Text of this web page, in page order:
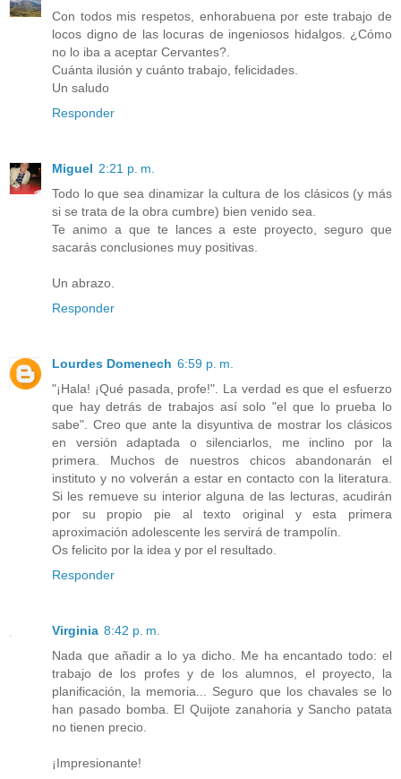
Con todos mis respetos, enhorabuena por este trabajo de
locos digno de las locuras de ingeniosos hidalgos. ¿Cómo
no lo iba a aceptar Cervantes?.
Cuánta ilusión y cuánto trabajo, felicidades.
Un saludo
Responder
Miguel 2:21 p. m.
Todo lo que sea dinamizar la cultura de los clásicos (y más
si se trata de la obra cumbre) bien venido sea.
Te animo a que te lances a este proyecto, seguro que
sacarás conclusiones muy positivas.
Un abrazo.
Responder
Lourdes Domenech 6:59 p. m.
"¡Hala! ¡Qué pasada, profe!". La verdad es que el esfuerzo
que hay detrás de trabajos así solo "el que lo prueba lo
sabe". Creo que ante la disyuntiva de mostrar los clásicos
en versión adaptada o silenciarlos, me inclino por la
primera. Muchos de nuestros chicos abandonarán el
instituto y no volverán a estar en contacto con la literatura.
Si les remueve su interior alguna de las lecturas, acudirán
por su propio pie al texto original y esta primera
aproximación adolescente les servirá de trampolín.
Os felicito por la idea y por el resultado.
Responder
Virginia 8:42 p. m.
Nada que añadir a lo ya dicho. Me ha encantado todo: el
trabajo de los profes y de los alumnos, el proyecto, la
planificación, la memoria... Seguro que los chavales se lo
han pasado bomba. El Quijote zanahoria y Sancho patata
no tienen precio.
¡Impresionante!